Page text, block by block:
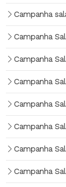
Campanha
Campanha
Campanha
Campanha
Campanha
Campanha
Campanha
Campanha